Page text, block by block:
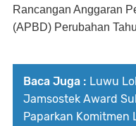
Rancangan Anggaran
(APBD) Perubahan
Baca Juga : Luwu
Jamsostek Award
Paparkan Komitmen